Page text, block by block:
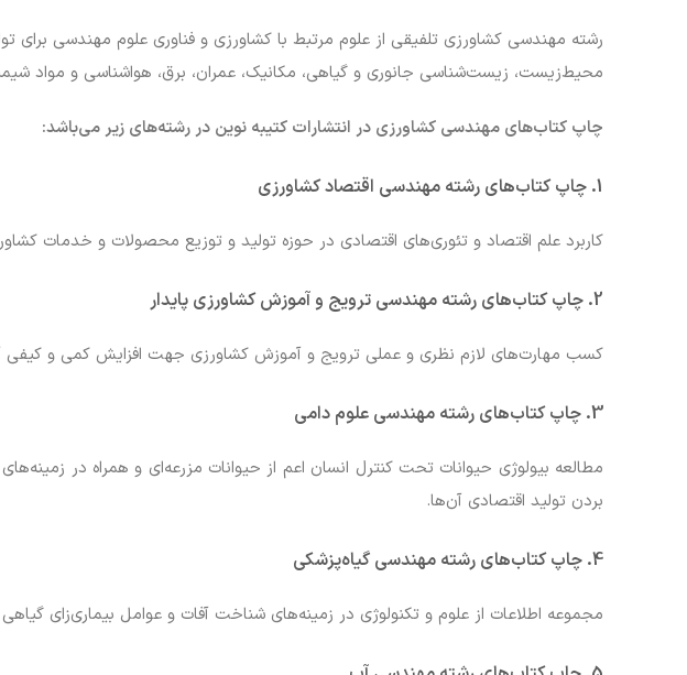
رشته مهندسی کشاورزی تلفیقی از علوم مرتبط با کشاورزی و فناوری علوم مهندسی
محیط‌زیست، زیست‌شناسی جانوری و گیاهی، مکانیک، عمران، برق، هواشناسی و مواد
چاپ کتاب‌های مهندسی کشاورزی در انتشارات کتیبه نوین در رشته‌های زیر می‌باشد:
1. چاپ کتاب‌های رشته مهندسی اقتصاد کشاورزی
کاربرد علم اقتصاد و تئوری‌های اقتصادی در حوزه تولید و توزیع محصولات و خدمات
2. چاپ کتاب‌های رشته مهندسی ترویج و آموزش کشاورزی پایدار
کسب مهارت‌های لازم نظری و عملی ترویج و آموزش کشاورزی جهت افزایش کمی و کیفی
3. چاپ کتاب‌های رشته مهندسی علوم دامی
مطالعه بیولوژی حیوانات تحت کنترل انسان اعم از حیوانات مزرعه‌ای و همراه در
بردن تولید اقتصادی آن‌ها.
4. چاپ کتاب‌های رشته مهندسی گیاه‌پزشکی
مجموعه اطلاعات از علوم و تکنولوژی در زمینه‌های شناخت آفات و عوامل بیماری‌زای